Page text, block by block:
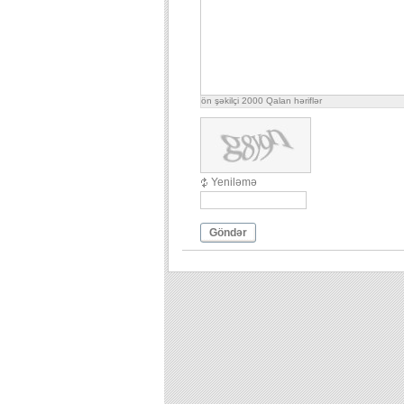
ön şəkilçi 2000 Qalan həriflər
Yeniləmə
Göndər